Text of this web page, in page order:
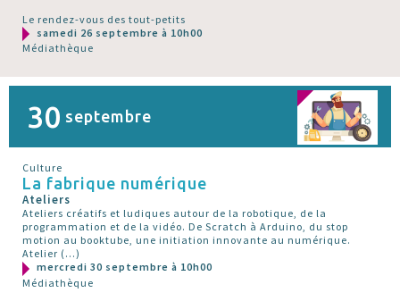
Le rendez-vous des tout-petits
samedi 26 septembre à 10h00
Médiathèque
30 septembre
Culture
La fabrique numérique
Ateliers
Ateliers créatifs et ludiques autour de la robotique, de la
programmation et de la vidéo. De Scratch à Arduino, du stop
motion au booktube, une initiation innovante au numérique.
Atelier (…)
mercredi 30 septembre à 10h00
Médiathèque